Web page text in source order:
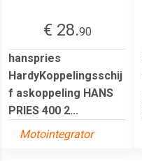
€ 28.90
hanspries
HardyKoppelingsschij
f askoppeling HANS
PRIES 400 2...
Motointegrator